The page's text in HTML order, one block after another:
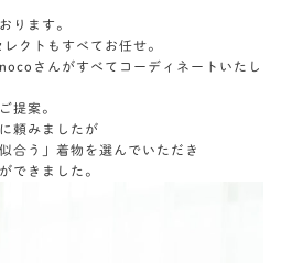
ります。
クトもすべてお任せ。
さんがすべてコーディネートいたし
提案。
頼みましたが
合う」着物を選んでいただき
できました。